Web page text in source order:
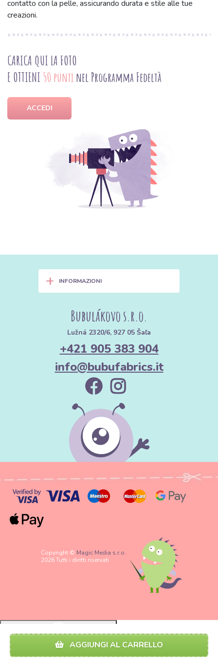
AGGIUNGI AL CARRELLO
contatto con la pelle, assicurando durata e stile alle tue
creazioni.
CARICA QUI LA FOTO
E OTTIENI 50 punti nel Programma Fedeltà
ACCEDI
+ INFORMAZIONI
Bubulákovo s.r.o.
Lužná 2320/6, 927 05 Šaľa
+421 905 383 904
info@bubufabrics.it
Copyright © Magic Media s.r.o.
2026 Tutti i diritti riservati